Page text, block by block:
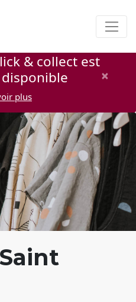
& collect est
×
plus